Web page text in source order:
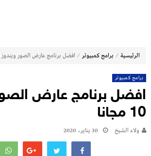
الرئيسية ⁄ برامج كمبيوتر ⁄ افضل برنامج عارض الصور ويندوز 10 مجانا
برامج كمبيوتر
افضل برنامج عارض
10 مجانا
ولاء الشيخ 30 يناير، 2020